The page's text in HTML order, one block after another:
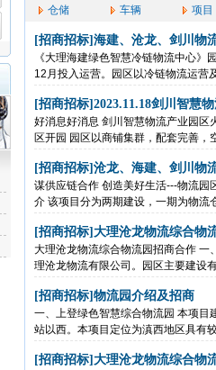
仓储 车辆 项目
[招商招标] 海建、沧龙、剑川物
《大理海建绿色智慧冷链物流中心
12月投入运营。园区以冷链物流运营
[招商招标] 2023.11.18剑川智慧
好消息好消息 剑川智慧物流产业园
区开园 园区以商铺集群，配套完善，
[招商招标] 沧龙、海建、剑川物
谋供应链合作 创造美好生活---物流园
介 该项目分为两期建设，一期为物流
[招商招标] 大理沧龙物流综合物
大理沧龙物流综合物流园招商合作 一
理沧龙物流有限公司。园区主要建设
[招商招标] 物流园介绍及招商
一、上登绿色智慧综合物流园 本项目
站以西。本项目定位为滇西地区具有
[招商招标] 大理沧龙物流综合物